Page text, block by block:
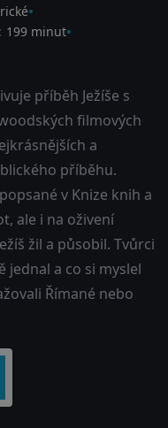
199 minut
příběh Ježíše s
filmových
a
příběhu.
v Knize knih a
ale i na oživení
žil a působil. Tvůrci
jednal a co si myslel
Římané nebo